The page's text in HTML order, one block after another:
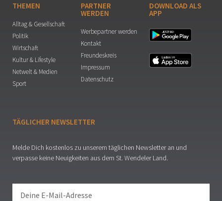
THEMEN
Alltag & Gesellschaft
Politik
Wirtschaft
Kultur & Lifestyle
Netwelt & Medien
Sport
PARTNER
WERDEN
Werbepartner werden
Kontakt
Freundeskreis
Impressum
Datenschutz
DOWNLOAD ALS
APP
TÄGLICHER NEWSLETTER
Melde Dich kostenlos zu unserem täglichen Newsletter an und
verpasse keine Neuigkeiten aus dem St. Wendeler Land.